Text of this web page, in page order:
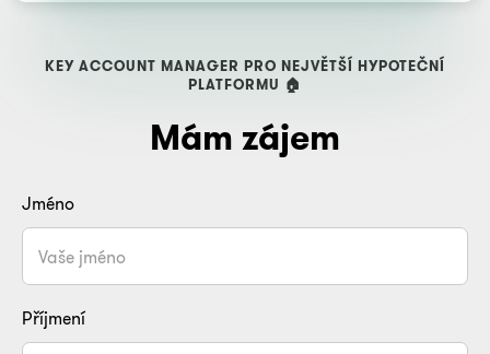
KEY ACCOUNT MANAGER PRO NEJVĚTŠÍ HYPOTEČNÍ
PLATFORMU 🏠
Mám zájem
Jméno
Příjmení